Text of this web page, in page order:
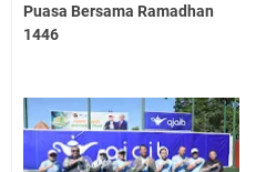
Puasa Bersama Ramadhan
1446